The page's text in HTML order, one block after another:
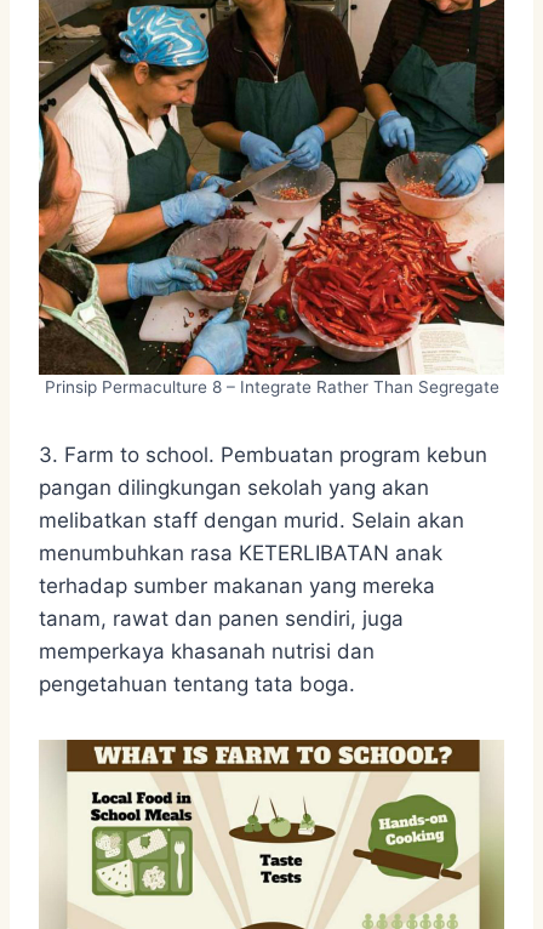
Prinsip Permaculture 8 – Integrate Rather Than Segregate
3. Farm to school. Pembuatan program kebun
pangan dilingkungan sekolah yang akan
melibatkan staff dengan murid. Selain akan
menumbuhkan rasa KETERLIBATAN anak
terhadap sumber makanan yang mereka
tanam, rawat dan panen sendiri, juga
memperkaya khasanah nutrisi dan
pengetahuan tentang tata boga.